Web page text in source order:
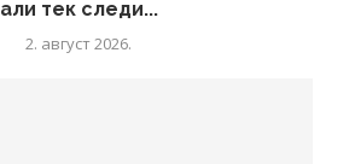
али тек следи...
2. август 2026.